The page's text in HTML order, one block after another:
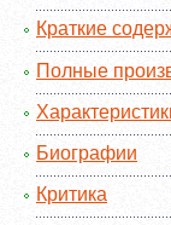
Краткие
Полные
Биографии
Критика